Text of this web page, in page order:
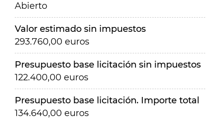
Abierto
Valor estimado sin impuestos
293.760,00 euros
Presupuesto base licitación sin impuestos
122.400,00 euros
Presupuesto base licitación. Importe total
134.640,00 euros